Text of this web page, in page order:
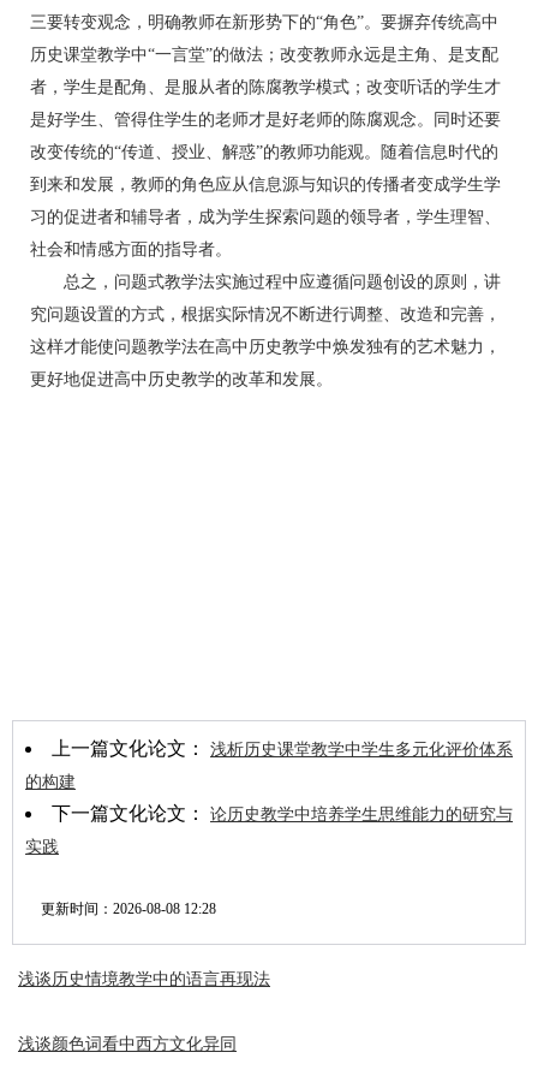
三要转变观念，明确教师在新形势下的“角色”。要摒弃传统高中
历史课堂教学中“一言堂”的做法；改变教师永远是主角、是支配
者，学生是配角、是服从者的陈腐教学模式；改变听话的学生才
是好学生、管得住学生的老师才是好老师的陈腐观念。同时还要
改变传统的“传道、授业、解惑”的教师功能观。随着信息时代的
到来和发展，教师的角色应从信息源与知识的传播者变成学生学
习的促进者和辅导者，成为学生探索问题的领导者，学生理智、
社会和情感方面的指导者。
总之，问题式教学法实施过程中应遵循问题创设的原则，讲
究问题设置的方式，根据实际情况不断进行调整、改造和完善，
这样才能使问题教学法在高中历史教学中焕发独有的艺术魅力，
更好地促进高中历史教学的改革和发展。
上一篇文化论文： 浅析历史课堂教学中学生多元化评价体系
的构建
下一篇文化论文： 论历史教学中培养学生思维能力的研究与
实践
更新时间： 2026-08-08 12:28
浅谈历史情境教学中的语言再现法
浅谈颜色词看中西方文化异同